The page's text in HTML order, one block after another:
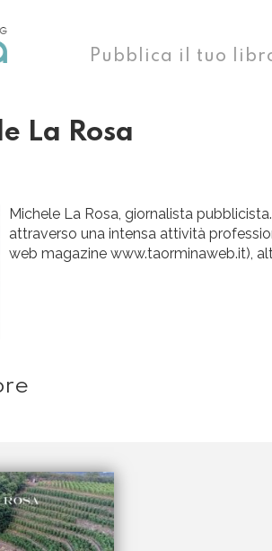
Pubblica il tuo
La Rosa
Michele La Rosa, giornalista
attraverso una intensa attività
web magazine www.taorminaweb.it),